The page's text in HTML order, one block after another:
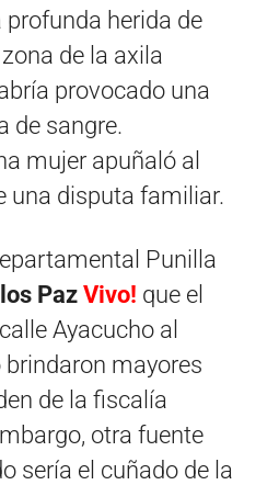
profunda herida de
de la axila
provocado una
de sangre.
mujer apuñaló al
una disputa familiar.
Punilla
Paz Vivo! que el
Ayacucho al
brindaron mayores
de la fiscalía
otra fuente
sería el cuñado de la